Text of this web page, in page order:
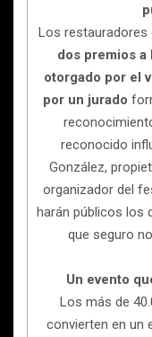
Los restauradores
dos premios
otorgado por el
por un jurado
reconocido
González,
organizador del
harán públicos los
que seguro
Un evento
Los más de
convierten en un